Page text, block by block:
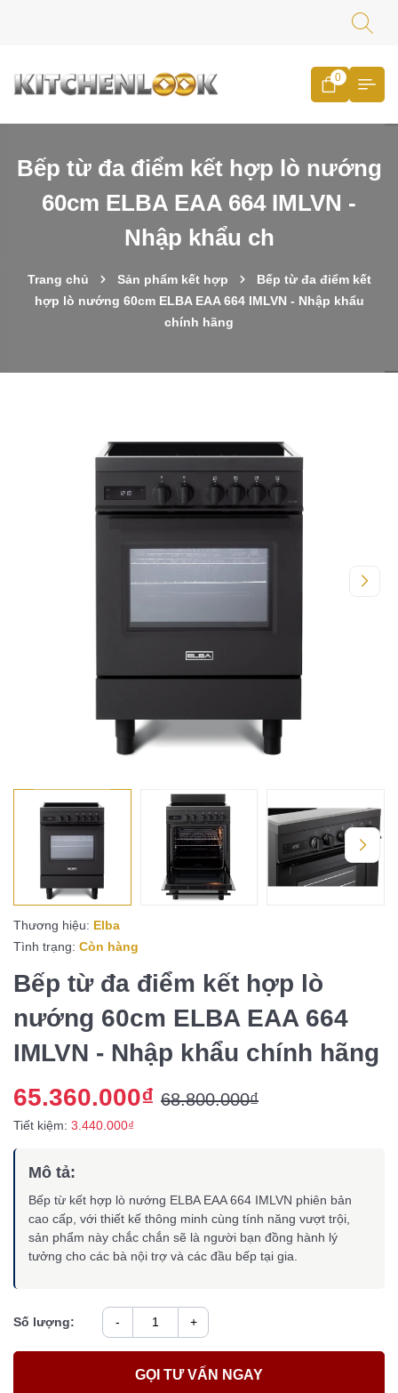
0
Bếp từ đa điểm kết hợp lò nướng
60cm ELBA EAA 664 IMLVN -
Nhập khẩu ch
Trang chủ Sản phẩm kết hợp
Bếp từ đa điểm kết
hợp lò nướng 60cm ELBA EAA 664 IMLVN - Nhập khẩu
chính hãng
Thương hiệu: Elba
Tình trạng: Còn hàng
Bếp từ đa điểm kết hợp lò
nướng 60cm ELBA EAA 664
IMLVN - Nhập khẩu chính hãng
65.360.000₫ 68.800.000₫
Tiết kiệm: 3.440.000₫
Mô tả:
Bếp từ kết hợp lò nướng ELBA EAA 664 IMLVN phiên bản
cao cấp, với thiết kế thông minh cùng tính năng vượt trội,
sản phẩm này chắc chắn sẽ là người bạn đồng hành lý
tưởng cho các bà nội trợ và các đầu bếp tại gia.
Số lượng: - +
GỌI TƯ VẤN NGAY